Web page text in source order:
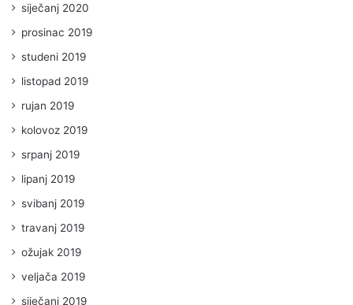
siječanj 2020
prosinac 2019
studeni 2019
listopad 2019
rujan 2019
kolovoz 2019
srpanj 2019
lipanj 2019
svibanj 2019
travanj 2019
ožujak 2019
veljača 2019
siječanj 2019